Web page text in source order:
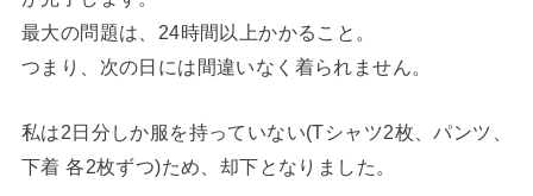
最大の問題は、24時間以上かかること。
つまり、次の日には間違いなく着られません。
私は2日分しか服を持っていない(Tシャツ2枚、パンツ、
下着 各2枚ずつ)ため、却下となりました。